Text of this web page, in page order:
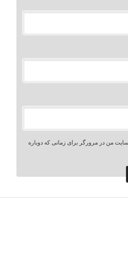
من در مرورگر برای زمانی که دوباره